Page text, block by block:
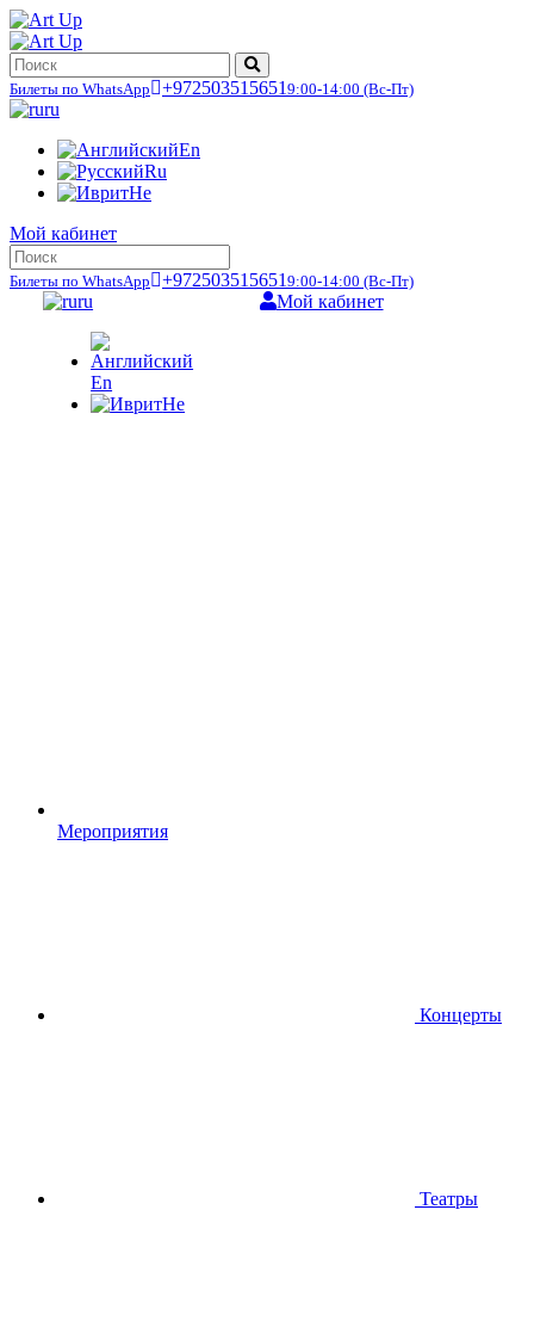
Билеты по WhatsApp +972503515651 9:00-14:00 (Вс-Пт)
ru
En
Ru
He
Мой кабинет
Билеты по WhatsApp +972503515651 9:00-14:00 (Вс-Пт)
ru
En
He
Мой кабинет
Мероприятия
Концерты
Театры